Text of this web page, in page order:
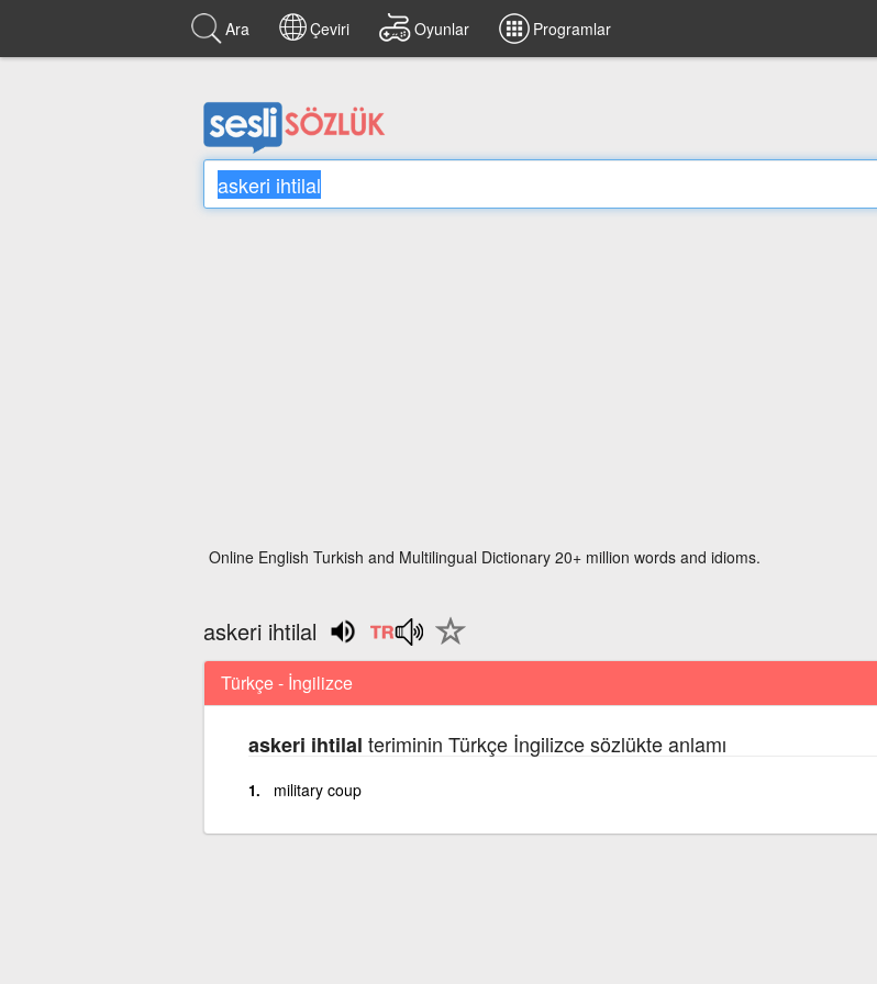
Ara Çeviri Oyunlar Programlar
Online English Turkish and Multilingual Dictionary 20+ million words and idioms.
askeri ihtilal
Türkçe - İngilizce
askeri ihtilal teriminin Türkçe İngilizce sözlükte anlamı
military coup